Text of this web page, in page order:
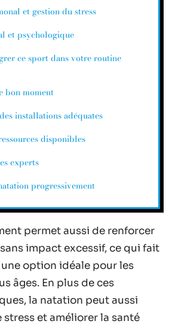
et gestion du stress
et psychologique
ce sport dans votre routine
bon moment
installations adéquates
disponibles
experts
progressivement
permet aussi de renforcer
impact excessif, ce qui fait
option idéale pour les
âges. En plus de ces
la natation peut aussi
stress et améliorer la santé